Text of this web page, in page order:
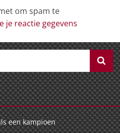
om spam te
je reactie gegevens
een kampioen